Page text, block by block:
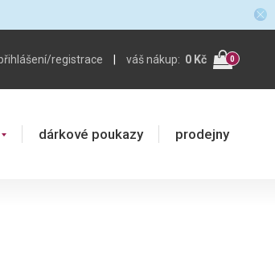
registrace | váš nákup: 0 Kč 0
dárkové poukazy prodejny